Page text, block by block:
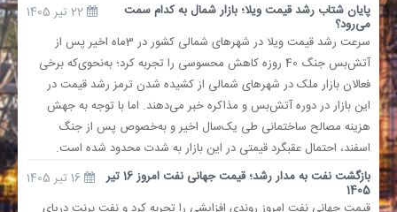
پایان شتاب رشد قیمت ویلا؛ بازار شمال به کدام سمت
می‌رود؟
سرعت رشد قیمت ویلا در شهرهای شمالی کشور در 3ماه اخیر پس از
آتش‌بس جنگ 40 روزه کاهش محسوسی را تجربه کرد؛ به‌نحوی‌که برخی
فعالان بازار ملک در شهرهای شمالی از کشیده شدن ترمز رشد قیمت در
این بازار در دوره آتش‌بس و مذاکره خبر می‌دهند. اما با توجه به جهش
هزینه مصالح‌ ساختمانی طی یک‌سال اخیر و به‌خصوص پس از جنگ
اسفند، احتمال عقبگرد قیمتی در این بازار به شدت محدود شده است.
بازگشت نفت به مدار رشد؛ قیمت جهانی نفت امروز 16 تیر
1405